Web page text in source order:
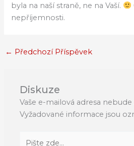
byla na naší straně, ne na Vaší.
nepříjemnosti.
← Předchozí Příspěvek
Diskuze
Vaše e-mailová adresa nebude
Vyžadované informace jsou